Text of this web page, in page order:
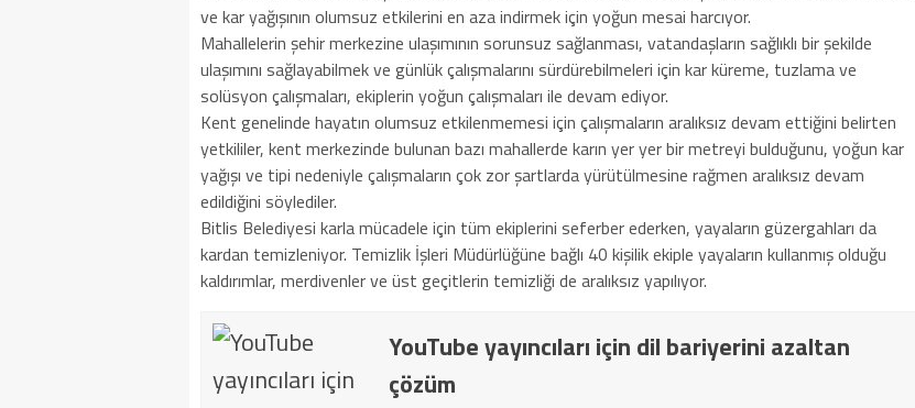
ve kar yağışının olumsuz etkilerini en aza indirmek için yoğun mesai harcıyor.
Mahallelerin şehir merkezine ulaşımının sorunsuz sağlanması, vatandaşların sağlıklı bir şekilde
ulaşımını sağlayabilmek ve günlük çalışmalarını sürdürebilmeleri için kar küreme, tuzlama ve
solüsyon çalışmaları, ekiplerin yoğun çalışmaları ile devam ediyor.
Kent genelinde hayatın olumsuz etkilenmemesi için çalışmaların aralıksız devam ettiğini belirten
yetkililer, kent merkezinde bulunan bazı mahallerde karın yer yer bir metreyi bulduğunu, yoğun kar
yağışı ve tipi nedeniyle çalışmaların çok zor şartlarda yürütülmesine rağmen aralıksız devam
edildiğini söylediler.
Bitlis Belediyesi karla mücadele için tüm ekiplerini seferber ederken, yayaların güzergahları da
kardan temizleniyor. Temizlik İşleri Müdürlüğüne bağlı 40 kişilik ekiple yayaların kullanmış olduğu
kaldırımlar, merdivenler ve üst geçitlerin temizliği de aralıksız yapılıyor.
YouTube yayıncıları için dil bariyerini azaltan
çözüm